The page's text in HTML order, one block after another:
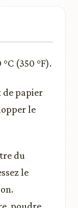
(350 °F).
de papier
le
du
le